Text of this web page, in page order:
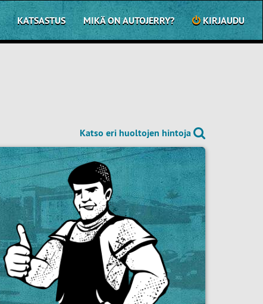
KATSASTUS MIKÄ ON AUTOJERRY? KIRJAUDU
Katso eri huoltojen hintoja